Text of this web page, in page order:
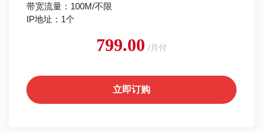
带宽流量：100M/不限
IP地址：1个
799.00 /月付
立即订购